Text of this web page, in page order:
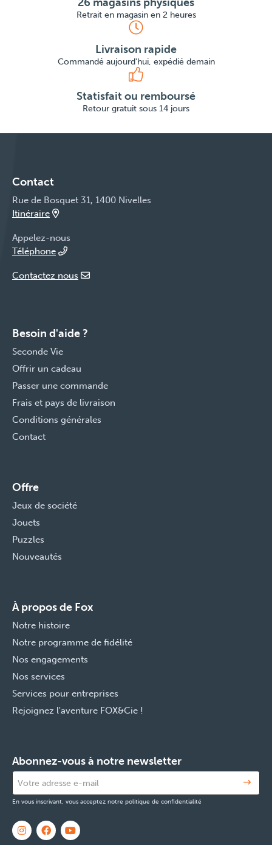
Retrait en magasin en 2 heures
Livraison rapide
Commandé aujourd'hui, expédié demain
Statisfait ou remboursé
Retour gratuit sous 14 jours
Contact
Rue de Bosquet 31, 1400 Nivelles
Itinéraire
Appelez-nous
Téléphone
Contactez nous
Besoin d'aide ?
Seconde Vie
Offrir un cadeau
Passer une commande
Frais et pays de livraison
Conditions générales
Contact
Offre
Jeux de société
Jouets
Puzzles
Nouveautés
À propos de Fox
Notre histoire
Notre programme de fidélité
Nos engagements
Nos services
Services pour entreprises
Rejoignez l'aventure FOX&Cie !
Abonnez-vous à notre newsletter
En vous inscrivant, vous acceptez notre politique de confidentialité